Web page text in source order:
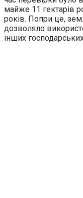
майже 11 гектарів
років. Попри це,
дозволяло
інших